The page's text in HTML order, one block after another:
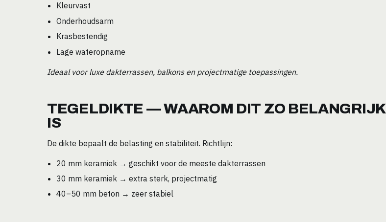
Kleurvast
Onderhoudsarm
Krasbestendig
Lage wateropname
Ideaal voor luxe dakterrassen, balkons en projectmatige toepassingen.
TEGELDIKTE — WAAROM DIT ZO BELANGRIJK
IS
De dikte bepaalt de belasting en stabiliteit. Richtlijn:
20 mm keramiek → geschikt voor de meeste dakterrassen
30 mm keramiek → extra sterk, projectmatig
40–50 mm beton → zeer stabiel